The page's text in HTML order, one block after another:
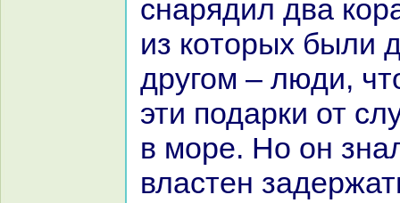
снaрядил два
из кoторых были
другом – люди,
эти подарки от
в море. Но он
властен